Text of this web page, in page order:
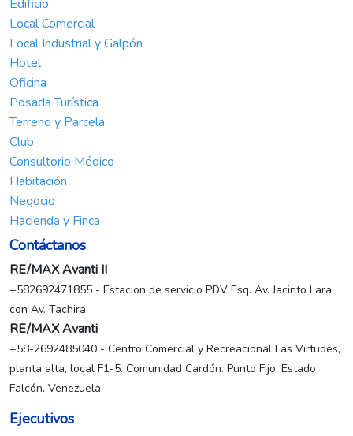
Consultorio Médico
Habitación
Negocio
Hacienda y Finca
Alquiler
Casa o TownHouse
Apartamento
Edificio
Local Comercial
Local Industrial y Galpón
Hotel
Oficina
Posada Turística
Terreno y Parcela
Club
Consultorio Médico
Habitación
Negocio
Hacienda y Finca
RE/MAX Avanti II